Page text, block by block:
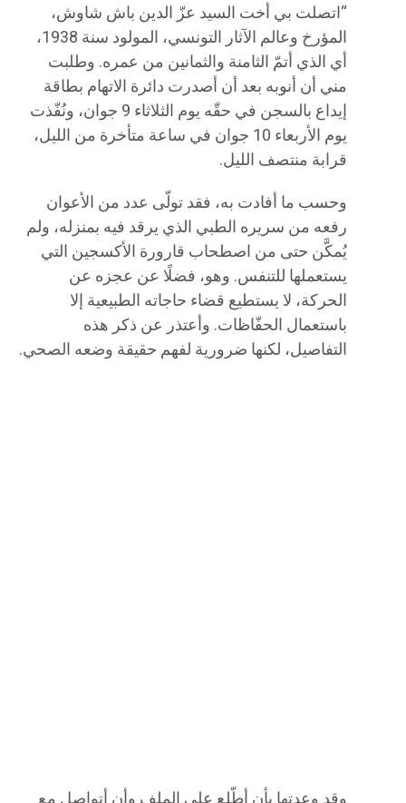
“اتصلت بي أخت السيد عزّ الدين باش شاوش،
المؤرخ وعالم الآثار التونسي، المولود سنة 1938،
أي الذي أتمّ الثامنة والثمانين من عمره. وطلبت
مني أن أنوبه بعد أن أصدرت دائرة الاتهام بطاقة
إيداع بالسجن في حقّه يوم الثلاثاء 9 جوان، ونُفّذت
يوم الأربعاء 10 جوان في ساعة متأخرة من الليل،
قرابة منتصف الليل.
وحسب ما أفادت به، فقد تولّى عدد من الأعوان
رفعه من سريره الطبي الذي يرقد فيه بمنزله، ولم
يُمكَّن حتى من اصطحاب قارورة الأكسجين التي
يستعملها للتنفس. وهو، فضلًا عن عجزه عن
الحركة، لا يستطيع قضاء حاجاته الطبيعية إلا
باستعمال الحفّاظات. وأعتذر عن ذكر هذه
التفاصيل، لكنها ضرورية لفهم حقيقة وضعه الصحي.